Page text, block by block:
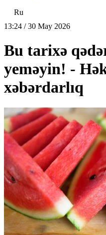
Ru
13:24 / 30 May 2026
Bu tarixə
yeməyin! -
xəbərdarlıq